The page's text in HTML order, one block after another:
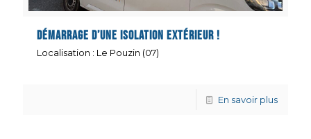
Démarrage d’une isolation extérieur !
Localisation : Le Pouzin (07)
En savoir plus